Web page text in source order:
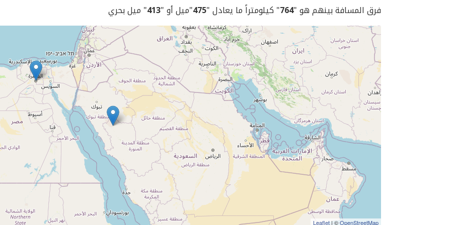
فرق المسافة بينهم هو "764" كيلومتراً ما يعادل "475"ميل أو "413" ميل بحري
Leaflet| ©OpenStreetMap